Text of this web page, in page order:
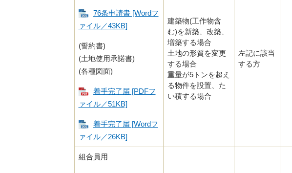
76条申請書 [Wordフ
ァイル／43KB]
(誓約書)
(土地使用承諾書)
(各種図面)
着手完了届 [PDFフ
ァイル／51KB]
着手完了届 [Wordフ
ァイル／26KB]
建築物(工作物含
む)を新築、改築、
増築する場合
土地の形質を変更
する場合
重量が5トンを超え
る物件を設置、た
い積する場合
左記に該当
する方
組合員用